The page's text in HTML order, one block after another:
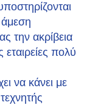
την ακρίβεια
εταιρείες πολύ
να κάνει με